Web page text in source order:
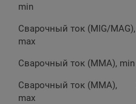
min
Сварочный ток (MIG/MAG),
max
Сварочный ток (MMA), min
Сварочный ток (MMA),
max